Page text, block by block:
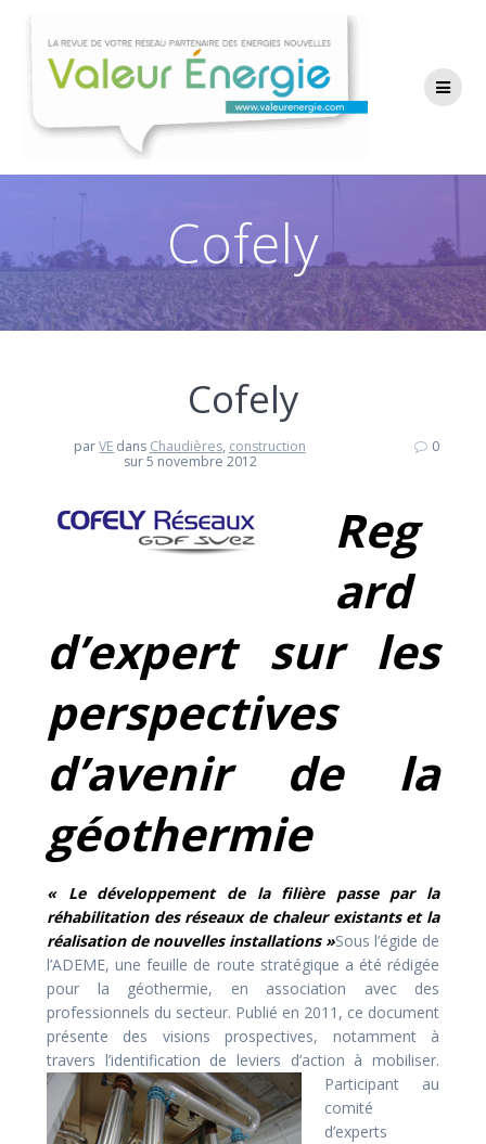
contenu
Cofely
Cofely
parVE dans Chaudières, construction
sur 5 novembre 2012
0
Reg
ard
d’expert sur les
perspectives
d’avenir de la
géothermie
« Le développement de la filière passe par la
réhabilitation des réseaux de chaleur existants et la
réalisation de nouvelles installations »Sous l’égide de
l’ADEME, une feuille de route stratégique a été rédigée
pour la géothermie, en association avec des
professionnels du secteur. Publié en 2011, ce document
présente des visions prospectives, notamment à
travers l’identification de leviers d’action à mobiliser.
Participant au
comité
d’experts